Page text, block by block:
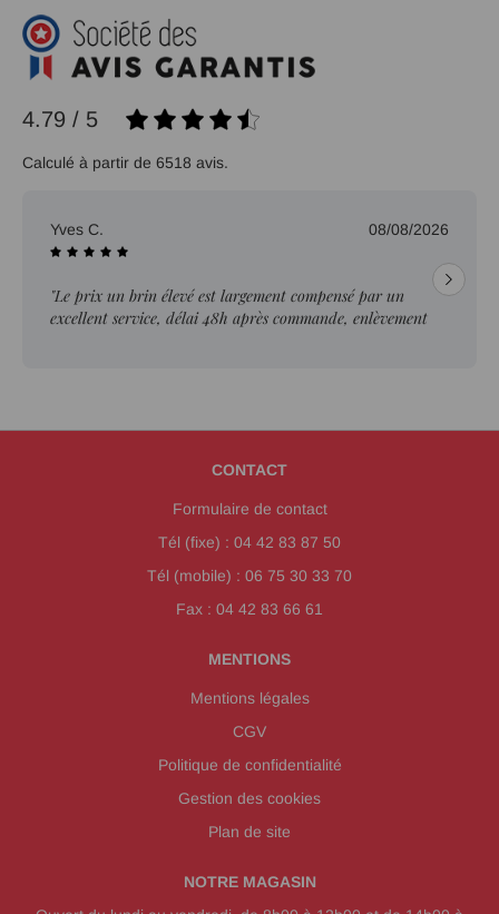
4.79 / 5
Calculé à partir de 6518 avis.
Yves C. 08/08/2026
"Le prix un brin élevé est largement compensé par un
excellent service, délai 48h après commande, enlèvement
CONTACT
Formulaire de contact
Tél (fixe) : 04 42 83 87 50
Tél (mobile) : 06 75 30 33 70
Fax : 04 42 83 66 61
MENTIONS
Mentions légales
CGV
Politique de confidentialité
Gestion des cookies
Plan de site
NOTRE MAGASIN